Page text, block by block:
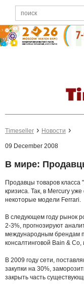
Timeseller Новости
09 December 2008
В мире:
Продавцы товаров класса
кризиса. Так, в Mercury
некоторые модели Ferrari.
В следующем году рынок
2-3%, прогнозируют
международным брендам
консалтинговой Bain &
В 2009 году сети,
закупки на 30%,
закрыть часть